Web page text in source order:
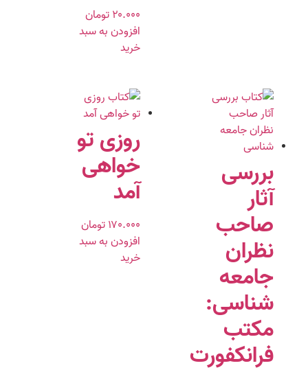
۲۰.۰۰۰ تومان
افزودن به سبد
خرید
بررسی
آثار
صاحب
نظران
جامعه
شناسی:
مکتب
فرانکفورت
روزی تو
خواهی
آمد
۱۷۰.۰۰۰ تومان
افزودن به سبد
خرید